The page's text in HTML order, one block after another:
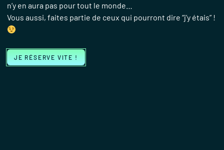
n’y en aura pas pour tout le monde…
Vous aussi, faites partie de ceux qui pourront dire “j’y étais” !
JE RÉSERVE VITE !